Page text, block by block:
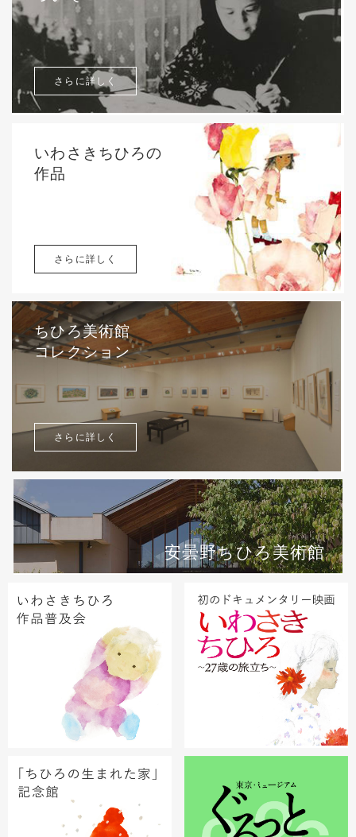
さらに詳しく
いわさきちひろの
作品
さらに詳しく
ちひろ美術館
コレクション
さらに詳しく
安曇野ちひろ美術館